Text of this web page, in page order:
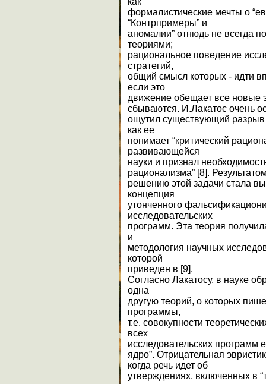
формалистические мечты о
“Контрпримеры” и
аномалии” отнюдь не всегда
теориями;
рациональное поведение
стратегий,
общий смысл которых - идти
если это
движение обещает все новые
сбываются. И.Лакатос очень
ощутил существующий разрыв
как ее
понимает “критический
развивающейся
науки и признал
рационализма” [8].
решению этой задачи стала
концепция
утонченного
исследовательских
программ. Эта теория
и
методология научных
которой
приведен в [9].
Согласно Лакатосу, в науке
одна
другую теорий, о которых
программы,
т.е. совокупности
всех
исследовательских программ
ядро”. Отрицательная
когда речь идет об
утверждениях, включенных в